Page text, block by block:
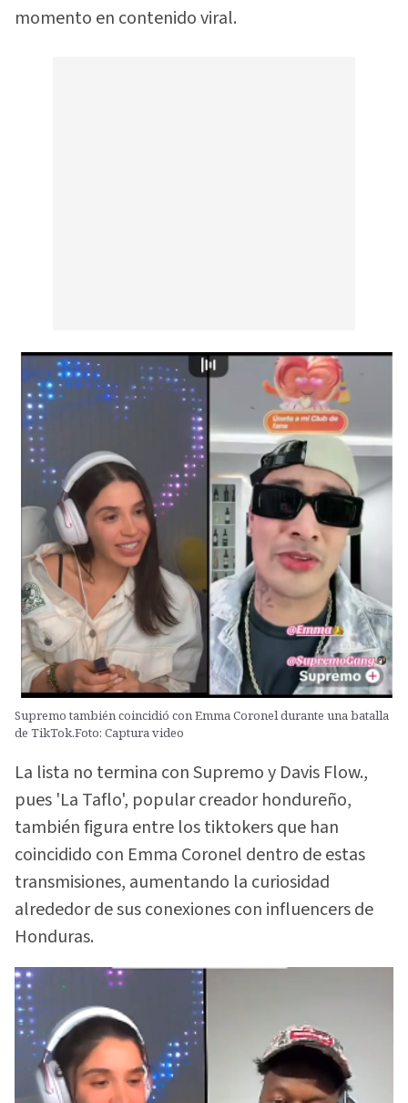
momento en contenido viral.
Supremo también coincidió con Emma Coronel durante una batalla
de TikTok.Foto: Captura video
La lista no termina con Supremo y Davis Flow.,
pues 'La Taflo', popular creador hondureño,
también figura entre los tiktokers que han
coincidido con Emma Coronel dentro de estas
transmisiones, aumentando la curiosidad
alrededor de sus conexiones con influencers de
Honduras.